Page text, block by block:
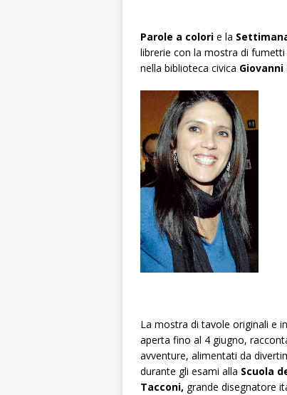
CULTURA
[ 7
vitello
Parole a colori e la
librerie con la mostra di fumetti
nella biblioteca civica Giovanni
La mostra di tavole originali e
aperta fino al 4 giugno,
avventure, alimentati da
durante gli esami alla Scuola
Tacconi, grande disegnatore